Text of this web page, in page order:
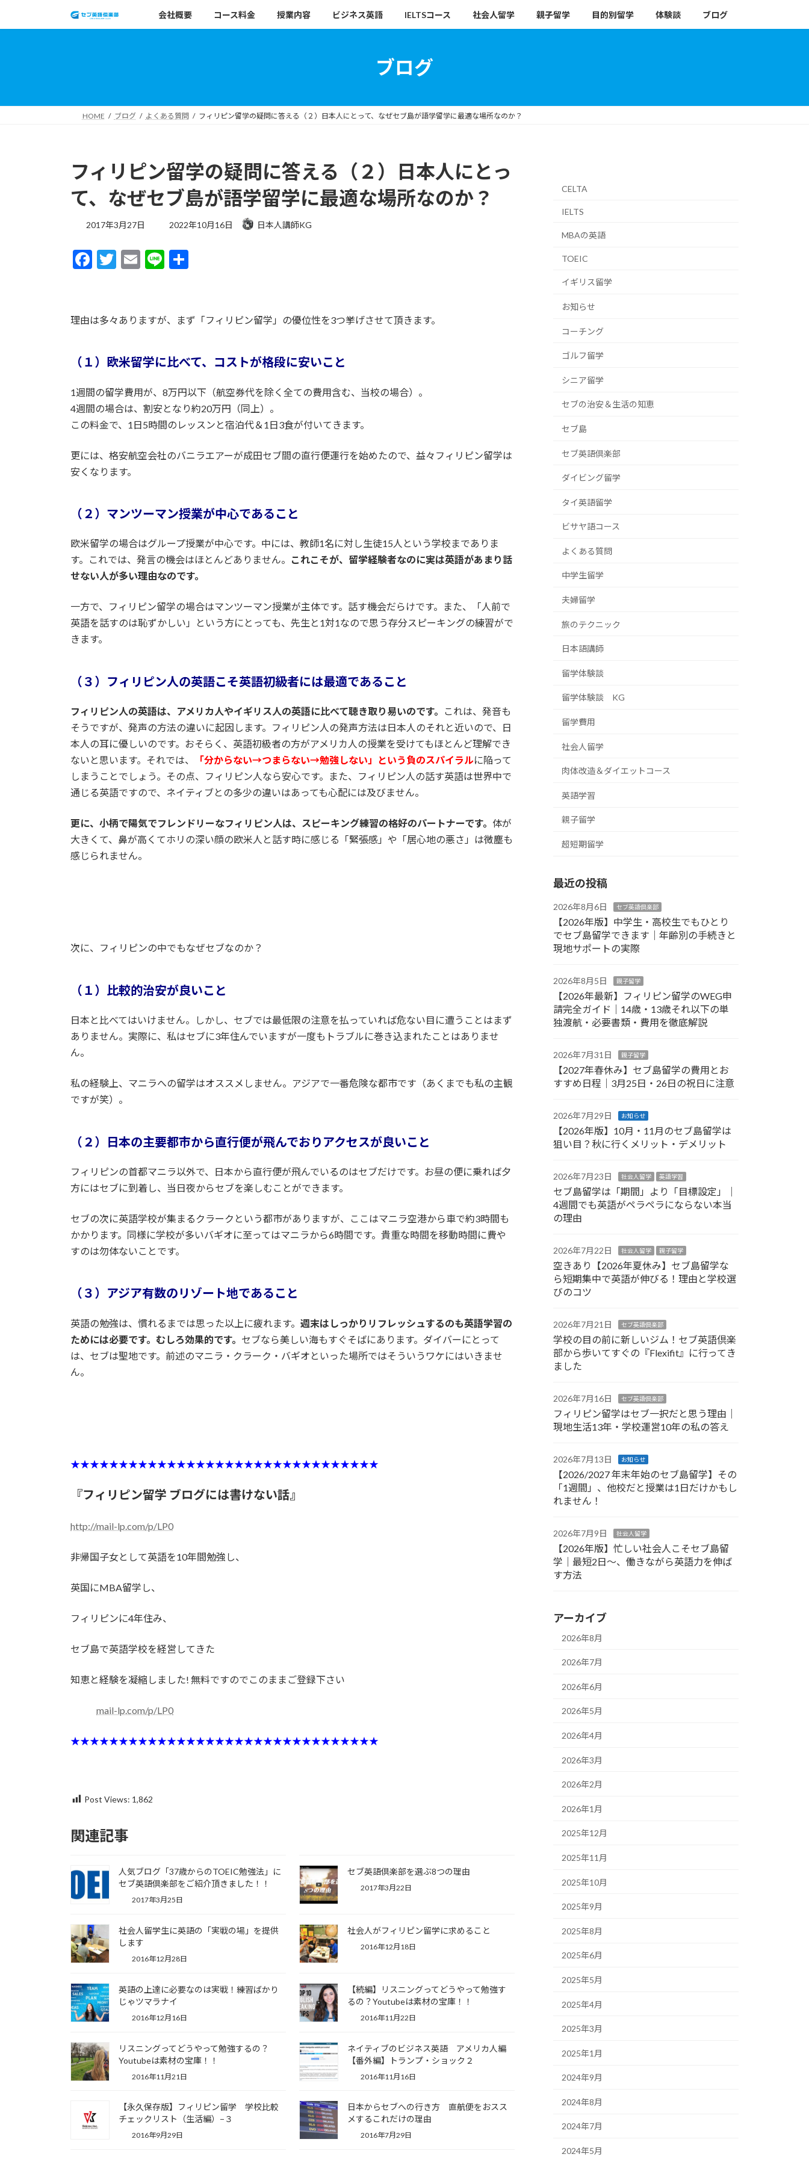
キ
に
会社概要 コース料金 授業内容 ビジネス英語 IELTSコース 社会人留学 親子留学 目的別留学 体験談 ブログ
ブログ
HOME ブログ よくある質問 フィリピン留学の疑問に答える（２）日本人にとって、なぜセブ島が語学留学に最適な場所なのか？
フィリピン留学の疑問に答える（２）日本人にとっ
て、なぜセブ島が語学留学に最適な場所なのか？
2017年3月27日
最
新
日
2022年10月16日 日本人講師KG
F
b
o
k
T
er
E
l
Li
理由は多々ありますが、まず「フィリピン留学」の優位性を3つ挙げさせて頂きます。
（１）欧米留学に比べて、コストが格段に安いこと
1週間の留学費用が、8万円以下（航空券代を除く全ての費用含む、当校の場合）。
4週間の場合は、割安となり約20万円（同上）。
この料金で、1日5時間のレッスンと宿泊代＆1日3食が付いてきます。
更には、格安航空会社のバニラエアーが成田セブ間の直行便運行を始めたので、益々フィリピン留学は
安くなります。
（２）マンツーマン授業が中心であること
欧米留学の場合はグループ授業が中心です。中には、教師1名に対し生徒15人という学校までありま
す。これでは、発言の機会はほとんどありません。
これこそが、留学経験者なのに実は英語があまり話
せない人が多い理由なのです。
一方で、フィリピン留学の場合はマンツーマン授業が主体です。話す機会だらけです。また、「人前で
英語を話すのは恥ずかしい」という方にとっても、先生と1対1なので思う存分スピーキングの練習がで
きます。
（３）フィリピン人の英語こそ英語初級者には最適であること
フィリピン人の英語は、アメリカ人やイギリス人の英語に比べて聴き取り易いのです。
これは、発音も
そうですが、発声の方法の違いに起因します。フィリピン人の発声方法は日本人のそれと近いので、日
本人の耳に優しいのです。おそらく、英語初級者の方がアメリカ人の授業を受けてもほとんど理解でき
ないと思います。それでは、
「分からない→つまらない→勉強しない」という負のスパイラルに陥って
しまうことでしょう。その点、フィリピン人なら安心です。また、フィリピン人の話す英語は世界中で
通じる英語ですので、ネイティブとの多少の違いはあっても心配には及びません。
更に、小柄で陽気でフレンドリーなフィリピン人は、スピーキング練習の格好のパートナーです。 体が
大きくて、鼻が高くてホリの深い顔の欧米人と話す時に感じる「緊張感」や「居心地の悪さ」は微塵も
感じられません。
次に、フィリピンの中でもなぜセブなのか？
（１）比較的治安が良いこと
日本と比べてはいけません。しかし、セブでは最低限の注意を払っていれば危ない目に遭うことはまず
ありません。実際に、私はセブに3年住んでいますが一度もトラブルに巻き込まれたことはありませ
ん。
私の経験上、マニラへの留学はオススメしません。アジアで一番危険な都市です（あくまでも私の主観
ですが笑）。
（２）日本の主要都市から直行便が飛んでおりアクセスが良いこと
フィリピンの首都マニラ以外で、日本から直行便が飛んでいるのはセブだけです。お昼の便に乗れば夕
方にはセブに到着し、当日夜からセブを楽しむことができます。
セブの次に英語学校が集まるクラークという都市がありますが、ここはマニラ空港から車で約3時間も
かかります。同様に学校が多いバギオに至ってはマニラから6時間です。貴重な時間を移動時間に費や
すのは勿体ないことです。
（３）アジア有数のリゾート地であること
英語の勉強は、慣れるまでは思った以上に疲れます。 週末はしっかりリフレッシュするのも英語学習の
ためには必要です。むしろ効果的です。 セブなら美しい海もすぐそばにあります。ダイバーにとって
は、セブは聖地です。前述のマニラ・クラーク・バギオといった場所ではそういうワケにはいきませ
ん。
★★★★★★★★★★★★★★★★★★★★★★★★★★★★★★★★
『フィリピン留学 ブログには書けない話』
http://mail-lp.com/p/LP0
非帰国子女として英語を10年間勉強し、
英国にMBA留学し、
フィリピンに4年住み、
セブ島で英語学校を経営してきた
知恵と経験を凝縮しました! 無料ですのでこのままご登録下さい
mail-lp.com/p/LP0
★★★★★★★★★★★★★★★★★★★★★★★★★★★★★★★★
Post Views: 1,862
関連記事
人気ブログ「37歳からのTOEIC勉強法」に
セブ英語倶楽部をご紹介頂きました！！
2017年3月25日
セブ英語倶楽部を選ぶ8つの理由
2017年3月22日
社会人留学生に英語の「実戦の場」を提供
します
2016年12月28日
社会人がフィリピン留学に求めること
2016年12月18日
英語の上達に必要なのは実戦！練習ばかり
じゃツマラナイ
2016年12月16日
【続編】リスニングってどうやって勉強す
るの？Youtubeは素材の宝庫！！
2016年11月22日
リスニングってどうやって勉強するの？
Youtubeは素材の宝庫！！
2016年11月21日
ネイティブのビジネス英語 アメリカ人編
【番外編】トランプ・ショック２
2016年11月16日
【永久保存版】フィリピン留学 学校比較
チェックリスト（生活編）−３
2016年9月29日
日本からセブへの行き方 直航便をおスス
メするこれだけの理由
2016年7月29日
CELTA
IELTS
MBAの英語
TOEIC
イギリス留学
お知らせ
コーチング
ゴルフ留学
シニア留学
セブの治安＆生活の知恵
セブ島
セブ英語倶楽部
ダイビング留学
タイ英語留学
ビサヤ語コース
よくある質問
中学生留学
夫婦留学
旅のテクニック
日本語講師
留学体験談
留学体験談 KG
留学費用
社会人留学
肉体改造＆ダイエットコース
英語学習
親子留学
超短期留学
最近の投稿
2026年8月6日 セブ英語倶楽部
【2026年版】中学生・高校生でもひとり
でセブ島留学できます｜年齢別の手続きと
現地サポートの実際
2026年8月5日 親子留学
【2026年最新】フィリピン留学のWEG申
請完全ガイド｜14歳・13歳それ以下の単
独渡航・必要書類・費用を徹底解説
2026年7月31日 親子留学
【2027年春休み】セブ島留学の費用とお
すすめ日程｜3月25日・26日の祝日に注意
2026年7月29日 お知らせ
【2026年版】10月・11月のセブ島留学は
狙い目？秋に行くメリット・デメリット
2026年7月23日 社会人留学 英語学習
セブ島留学は「期間」より「目標設定」｜
4週間でも英語がペラペラにならない本当
の理由
2026年7月22日 社会人留学 親子留学
空きあり【2026年夏休み】セブ島留学な
ら短期集中で英語が伸びる！理由と学校選
びのコツ
2026年7月21日 セブ英語倶楽部
学校の目の前に新しいジム！セブ英語倶楽
部から歩いてすぐの『Flexifit』に行ってき
ました
2026年7月16日 セブ英語倶楽部
フィリピン留学はセブ一択だと思う理由｜
現地生活13年・学校運営10年の私の答え
2026年7月13日 お知らせ
【2026/2027 年末年始のセブ島留学】その
「1週間」、他校だと授業は1日だけかもし
れません！
2026年7月9日 社会人留学
【2026年版】忙しい社会人こそセブ島留
学｜最短2日〜、働きながら英語力を伸ば
す方法
アーカイブ
2026年8月
2026年7月
2026年6月
2026年5月
2026年4月
2026年3月
2026年2月
2026年1月
2025年12月
2025年11月
2025年10月
2025年9月
2025年8月
2025年6月
2025年5月
2025年4月
2025年3月
2025年1月
2024年9月
2024年8月
2024年7月
2024年5月